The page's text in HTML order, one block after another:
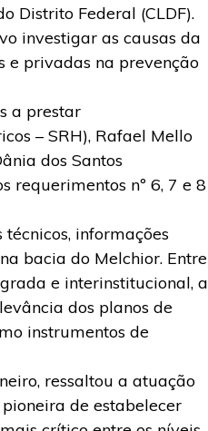
Distrito Federal (CLDF).
investigar as causas da
e privadas na prevenção
a prestar
– SRH), Rafael Mello
dos Santos
requerimentos nº 6, 7 e 8
informações
bacia do Melchior. Entre
e interinstitucional, a
dos planos de
instrumentos de
ressaltou a atuação
de estabelecer